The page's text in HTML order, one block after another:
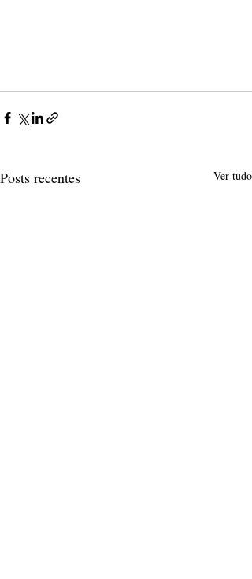
Posts recentes Ver tudo